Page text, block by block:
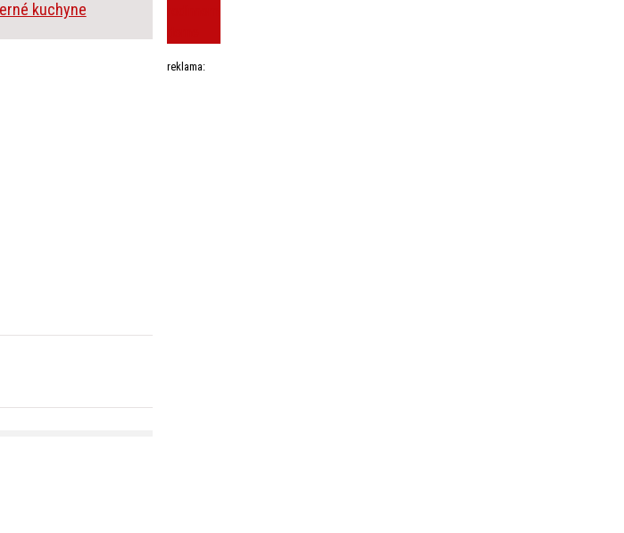
reklama: